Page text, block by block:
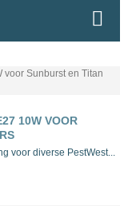
10W VOOR
voor diverse PestWest...